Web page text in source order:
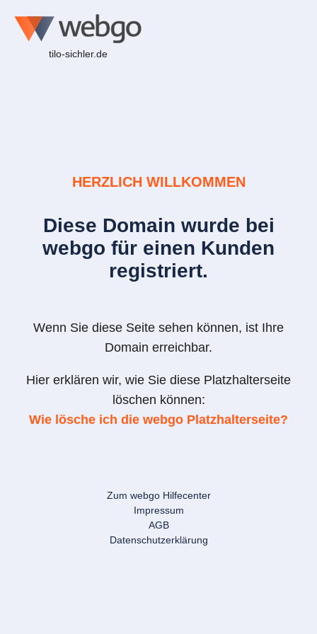
tilo-sichler.de
HERZLICH WILLKOMMEN
Diese Domain wurde bei
webgo für einen Kunden
registriert.
Wenn Sie diese Seite sehen können, ist Ihre
Domain erreichbar.
Hier erklären wir, wie Sie diese Platzhalterseite
löschen können:
Wie lösche ich die webgo Platzhalterseite?
Zum webgo Hilfecenter
Impressum
AGB
Datenschutzerklärung